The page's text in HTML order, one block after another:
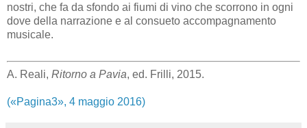
nostri, che fa da sfondo ai fiumi di vino che scorrono in ogni
dove della narrazione e al consueto accompagnamento
musicale.
A. Reali, Ritorno a Pavia, ed. Frilli, 2015.
(«Pagina3», 4 maggio 2016)